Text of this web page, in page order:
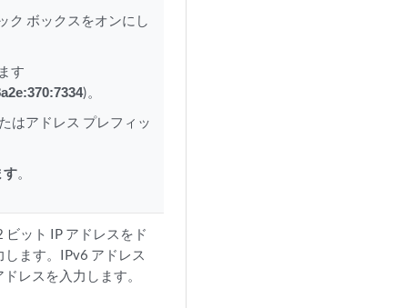
ク ボックスをオンにし
す
)。
はアドレス プレフィッ
す。
ット IP アドレスをド
ます。IPv6 アドレス
レスを入力します。